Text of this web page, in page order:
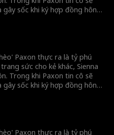
gây sốc khi ký hợp đồng hôn
Paxon thực ra là tỷ phú
sức cho kẻ khác, Sienna
Trong khi Paxon tin cô sẽ
gây sốc khi ký hợp đồng hôn
Paxon thực ra là tỷ phú